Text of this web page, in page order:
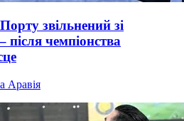
звільнений зі
після чемпіонства
Аравія